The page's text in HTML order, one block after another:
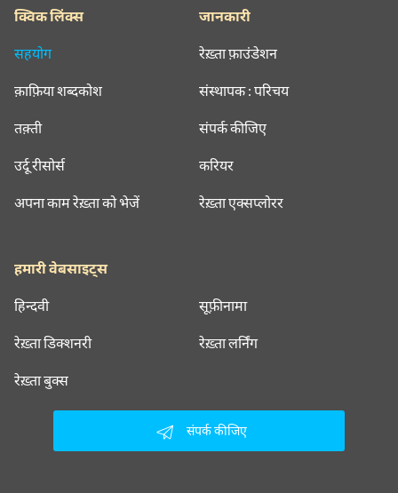
क्विक लिंक्स
सहयोग
क़ाफ़िया शब्दकोश
तक़्ती
उर्दू रीसोर्स
अपना काम रेख़्ता को भेजें
जानकारी
रेख़्ता फ़ाउंडेशन
संस्थापक : परिचय
संपर्क कीजिए
करियर
रेख़्ता एक्सप्लोरर
हमारी वेबसाइट्स
हिन्दवी सूफ़ीनामा
रेख़्ता डिक्शनरी रेख़्ता लर्निंग
रेख़्ता बुक्स
संपर्क कीजिए